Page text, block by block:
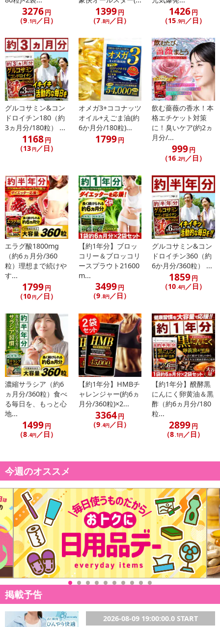
※パッケージ変更や商品リニューアル（成分など含む）等により、
参考の掲載画像や画像内のバーコードなど、お届け商品と多少異な
また、[新たな加工食品の原料原産地表示制度]の経過措置期間の終
了により、商品詳細内に記載の原産国・原材料の表記が旧表記の場
合がございます。
あらかじめご了承いただいた上でお申込みください。なお、本理由
によるお申込み後のキャンセル・返品交換は対応いたしかねます。
【お支払いについて】
※お支払い方法は、電話料金合算払い、クレジットカード払い、dポ
イントがご利用いただけます。
【発送・お届け・商品について】
※お申込み頂きました商品の同梱、お届けの日時指定はいたしかね
ます。
※お客様のご都合でお受取りいただけない場合、商品の再発送や返
金はいたしかねます。
また、お届け日時のご指定は、お受けできません。宅配業者からの
不在票にてご対応ください。
※発送予定日は前後する場合がございます。また商品によって発送
日が異なります。
※dショッピングサンプル百貨店よりお届けする商品は、ご利用いた
だいた後のご感想をいただくことを目的としており、転売等は固く
禁じます。
転売等、目的以外での利用が確認された場合は、サービス利用を停
止させていただきます。
【配送伝票番号について】
※こちらの商品については商品の発送完了後、
配送伝票番号がマイページに表示されない場合もございます。予
めご了承ください。
発送日カレンダー
休業日
■その他共通および商品カテゴリー別注意事項（※必ずご確認くだ
さい）
こちらの情報は 2026-07-09 14:13:35.0 での情報となります。
3276円
（9.1円／日）
1399円
（7.8円 ／日）
1426円
（15.9円 ／日）
グルコサミン&コン
ドロイチン180（約
3ヵ月分/180粒） ...
1168円
（13 円／日）
オメガ3+ココナッツ
オイル+えごま油(約
6か月分/180粒)...
1799円
飲む薔薇の香水！本
格エチケット対策
に！臭いケア(約2ヵ
月分/...
999円
（16.2円／日）
エラグ酸1800mg
（約6ヵ月分/360
粒）理想まで続けや
す...
1799円
（10 円／日）
【約1年分】ブロッ
コリー＆ブロッコリ
ースプラウト21600
m...
3499円
（9.8円／日）
グルコサミン&コン
ドロイチン360（約
6か月分/360粒） ...
1859円
（10.4円／日）
濃縮サラシア（約6
ヵ月分/360粒）食べ
る毎日を、もっと心
地...
1499円
（8.4円／日）
【約1年分】HMBチ
ャレンジャー(約6ヵ
月分/360粒)×2...
3364円
（9.4円 ／日）
【約1年分】醗酵黒
にんにく卵黄油＆黒
酢（約6ヵ月分/180
粒...
2899円
（8.1円 ／日）
今週のオススメ
掲載予告
2026-08-09 19:00:00.0 START